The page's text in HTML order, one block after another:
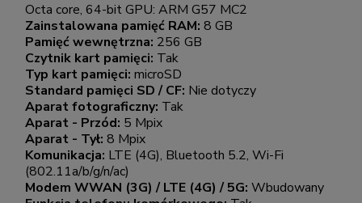
Octa core, 64-bit GPU: ARM G57 MC2
Zainstalowana pamięć RAM: 8 GB
Pamięć wewnętrzna: 256 GB
Czytnik kart pamięci: Tak
Typ kart pamięci: microSD
Standard pamięci SD / CF: Nie dotyczy
Aparat fotograficzny: Tak
Aparat - Przód: 5 Mpix
Aparat - Tył: 8 Mpix
Komunikacja: LTE (4G), Bluetooth 5.2, Wi-Fi
(802.11a/b/g/n/ac)
Modem WWAN (3G) / LTE (4G) / 5G: Wbudowany